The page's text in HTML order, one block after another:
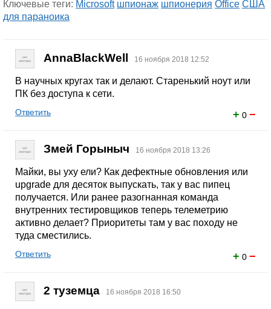
Ключевые теги: Microsoft шпионаж шпионерия Office США
для параноика
AnnaBlackWell 16 ноября 2018 12:52
В научных кругах так и делают. Старенький ноут или
ПК без доступа к сети.
+ 0 −
Ответить
Змей Горыныч 16 ноября 2018 13:26
Майки, вы уху ели? Как дефектные обновления или
upgrade для десяток выпускать, так у вас пипец
получается. Или ранее разогнанная команда
внутренних тестировщиков теперь телеметрию
активно делает? Приоритеты там у вас походу не
туда сместились.
+ 0 −
Ответить
2 туземца 16 ноября 2018 16:50